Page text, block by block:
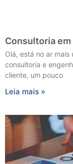
Consultoria
Olá, está no ar
consultoria e
cliente, um pouco
Leia mais »